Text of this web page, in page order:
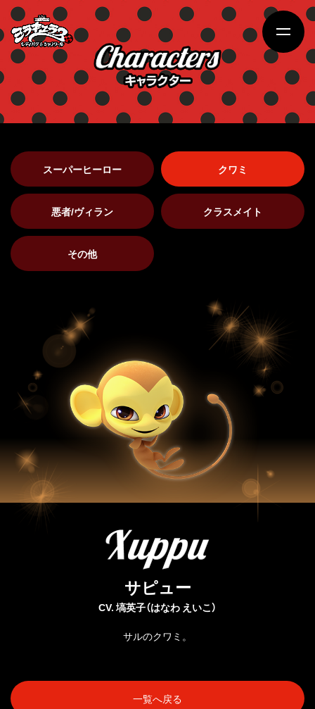
スーパーヒーロー クワミ
悪者/ヴィラン クラスメイト
その他
サピュー
CV. 塙英子（はなわ えいこ）
サルのクワミ。
一覧へ戻る